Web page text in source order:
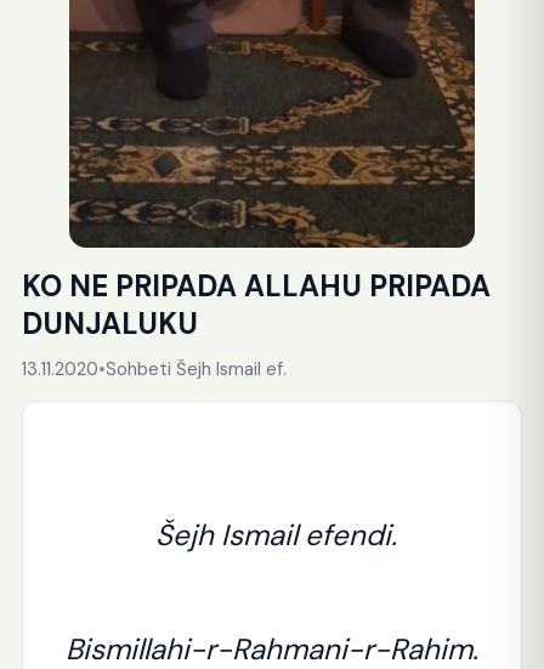
KO NE PRIPADA ALLAHU PRIPADA
DUNJALUKU
13.11.2020•Sohbeti Šejh Ismail ef.
Šejh Ismail efendi.
Bismillahi-r-Rahmani-r-Rahim.